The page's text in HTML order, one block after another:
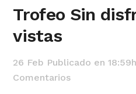
Trofeo Sin
vistas
26 Feb Publicado en 18:59h
Comentarios